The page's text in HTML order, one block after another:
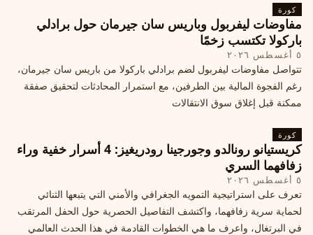
كورة
مفاوضات ليفربول وباريس سان جيرمان حول برادلي
باركولا تكتسب زخمًا
٥ أغسطس ٢٠٢٦
تتواصل مفاوضات ليفربول لضم برادلي باركولا من باريس سان جيرمان،
رغم الفجوة المالية بين الطرفين، مع استمرار المحادثات لتحقيق صفقة
ممكنة قبل إغلاق سوق الانتقالات
كورة
كريستيانو رونالدو وجورجينا رودريغيز: 4 أسرار خفية وراء
زفافهما السري
٥ أغسطس ٢٠٢٦
تعرف على استراتيجية التمويه الجغرافي والأمني التي يتبعها الثنائي
لحماية سرية زفافهما، واكتشف التفاصيل الحصرية حول الحفل المرتقب
في البرتغال، واعرف ما هي الخطوات القادمة في هذا الحدث العالمي